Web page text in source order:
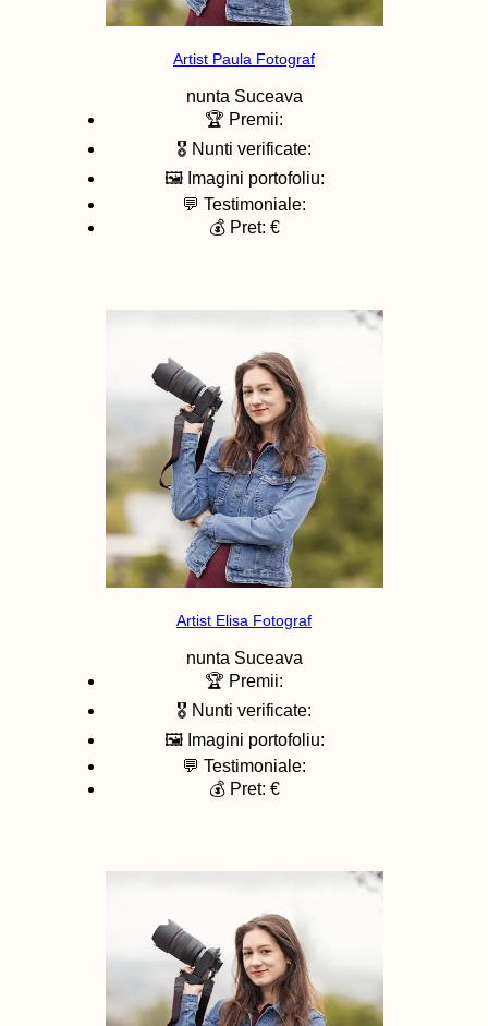
Artist Paula Fotograf
nunta Suceava
🏆 Premii:
🎖️ Nunti verificate:
🖼️ Imagini portofoliu:
💬 Testimoniale:
💰 Pret: €
Artist Elisa Fotograf
nunta Suceava
🏆 Premii:
🎖️ Nunti verificate:
🖼️ Imagini portofoliu:
💬 Testimoniale:
💰 Pret: €